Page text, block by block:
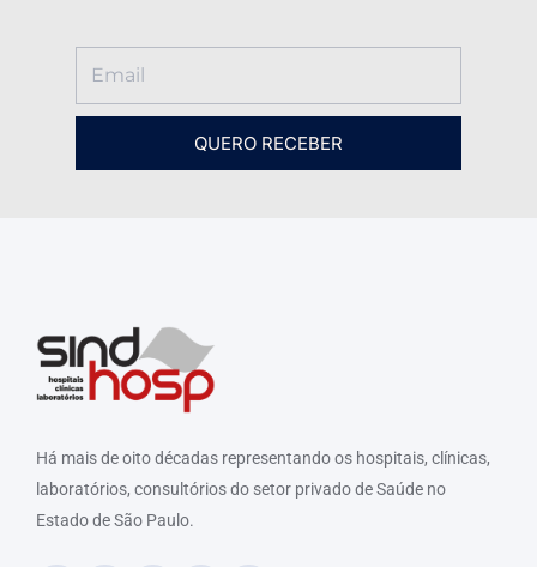
QUERO RECEBER
Há mais de oito décadas representando os hospitais, clínicas,
laboratórios, consultórios do setor privado de Saúde no
Estado de São Paulo.